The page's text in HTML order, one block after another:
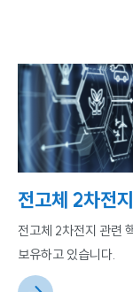
전고체 2차전지
전고체 2차전지 관련
보유하고 있습니다.